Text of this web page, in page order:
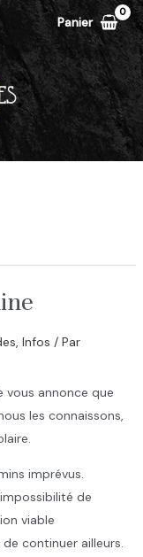
Panier
, Infos / Par
vous annonce que
les connaissons,
imprévus.
de
viable
continuer ailleurs.